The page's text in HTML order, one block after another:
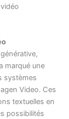
marqué une
systèmes
Video. Ces
textuelles en
possibilités